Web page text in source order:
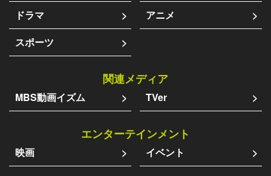
ドラマ
アニメ
スポーツ
関連メディア
MBS動画イズム TVer
エンターテインメント
映画 イベント